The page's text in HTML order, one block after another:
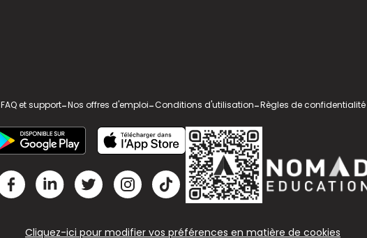
FAQ et support-Nos offres d'emploi-Conditions d'utilisation-Règles de confidentialité
Cliquez-ici pour modifier vos préférences en matière de cookies